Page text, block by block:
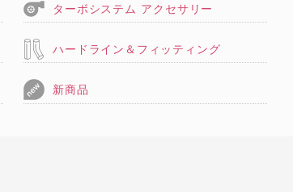
ターボシステム アクセサリー
ハードライン＆フィッティング
新商品